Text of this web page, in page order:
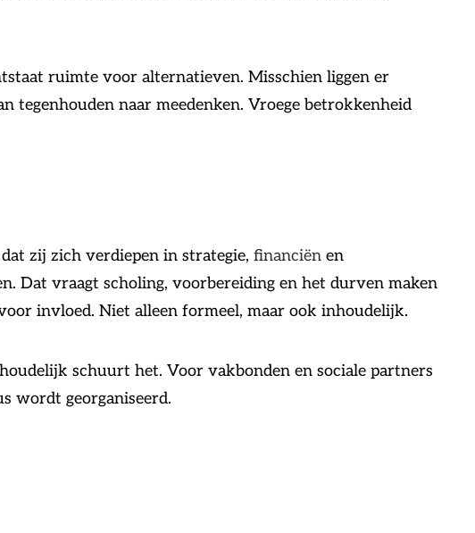
ruimte voor alternatieven. Misschien liggen er
tegenhouden naar meedenken. Vroege betrokkenheid
zij zich verdiepen in strategie, financiën en
Dat vraagt scholing, voorbereiding en het durven maken
invloed. Niet alleen formeel, maar ook inhoudelijk.
schuurt het. Voor vakbonden en sociale partners
wordt georganiseerd.